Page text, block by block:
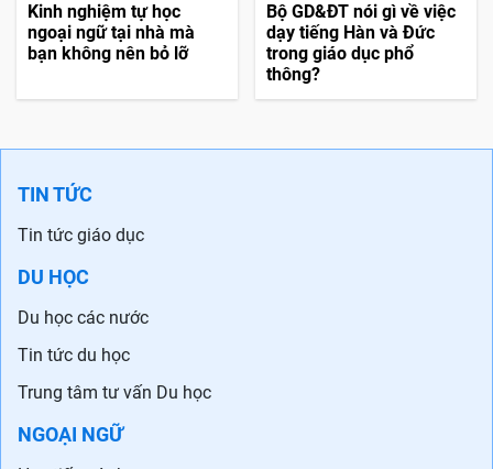
Kinh nghiệm tự học
ngoại ngữ tại nhà mà
bạn không nên bỏ lỡ
Bộ GD&ĐT nói gì về việc
dạy tiếng Hàn và Đức
trong giáo dục phổ
thông?
TIN TỨC
Tin tức giáo dục
DU HỌC
Du học các nước
Tin tức du học
Trung tâm tư vấn Du học
NGOẠI NGỮ